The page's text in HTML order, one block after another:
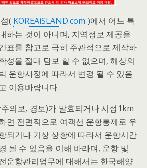
( KOREAiSLAND.com )에서 어느 특
하는 것이 아니며, 지역정보 제공을
표를 참고로 극히 주관적으로 제작하
성을 절대 담보 할 수 없으며, 해상의
운항사정에 따라서 변경 될 수 있음
이용바랍니다.
의보, 경보)가 발효되거나 시정1km
면 전면적으로 여객선 운항통제로 우
되거나 기상 상황에 따라서 운항시간
될 수 있음을 이해 바라며, 운항 및
운항관리업무에 대해서는 한국해양